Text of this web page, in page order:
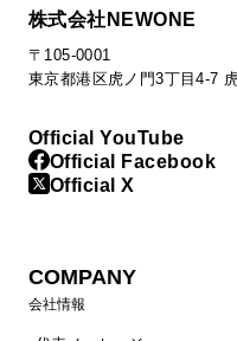
株式会社NEWONE
〒105-0001
東京都港区虎ノ門3丁目4-7
Official YouTube
Official Facebook
Official X
COMPANY
会社情報